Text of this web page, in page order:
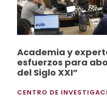
Academia y
esfuerzos para
del Siglo XXI”
CENTRO DE